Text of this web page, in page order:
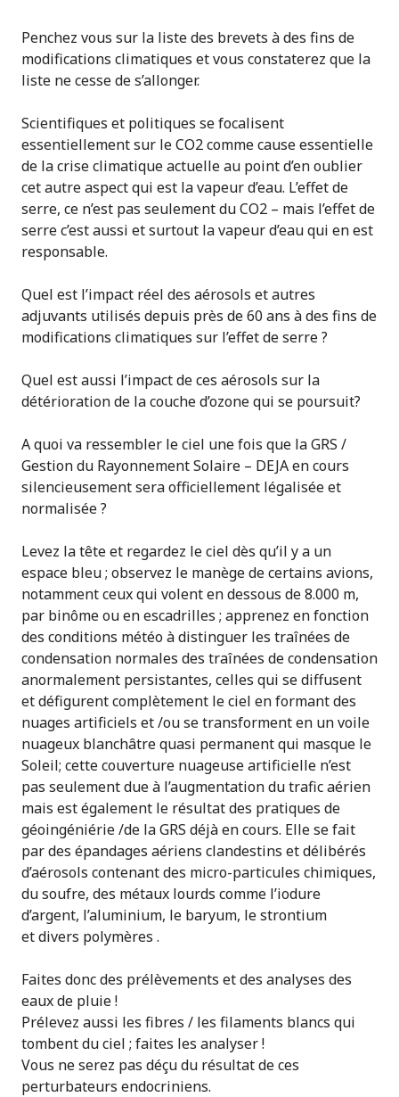
Penchez vous sur la liste des brevets à des fins de
modifications climatiques et vous constaterez que la
liste ne cesse de s’allonger.
Scientifiques et politiques se focalisent
essentiellement sur le CO2 comme cause essentielle
de la crise climatique actuelle au point d’en oublier
cet autre aspect qui est la vapeur d’eau. L’effet de
serre, ce n’est pas seulement du CO2 – mais l’effet de
serre c’est aussi et surtout la vapeur d’eau qui en est
responsable.
Quel est l’impact réel des aérosols et autres
adjuvants utilisés depuis près de 60 ans à des fins de
modifications climatiques sur l’effet de serre ?
Quel est aussi l’impact de ces aérosols sur la
détérioration de la couche d’ozone qui se poursuit?
A quoi va ressembler le ciel une fois que la GRS /
Gestion du Rayonnement Solaire – DEJA en cours
silencieusement sera officiellement légalisée et
normalisée ?
Levez la tête et regardez le ciel dès qu’il y a un
espace bleu ; observez le manège de certains avions,
notamment ceux qui volent en dessous de 8.000 m,
par binôme ou en escadrilles ; apprenez en fonction
des conditions météo à distinguer les traînées de
condensation normales des traînées de condensation
anormalement persistantes, celles qui se diffusent
et défigurent complètement le ciel en formant des
nuages artificiels et /ou se transforment en un voile
nuageux blanchâtre quasi permanent qui masque le
Soleil; cette couverture nuageuse artificielle n’est
pas seulement due à l’augmentation du trafic aérien
mais est également le résultat des pratiques de
géoingéniérie /de la GRS déjà en cours. Elle se fait
par des épandages aériens clandestins et délibérés
d’aérosols contenant des micro-particules chimiques,
du soufre, des métaux lourds comme l’iodure
d’argent, l’aluminium, le baryum, le strontium
et divers polymères .
Faites donc des prélèvements et des analyses des
eaux de pluie !
Prélevez aussi les fibres / les filaments blancs qui
tombent du ciel ; faites les analyser !
Vous ne serez pas déçu du résultat de ces
perturbateurs endocriniens.